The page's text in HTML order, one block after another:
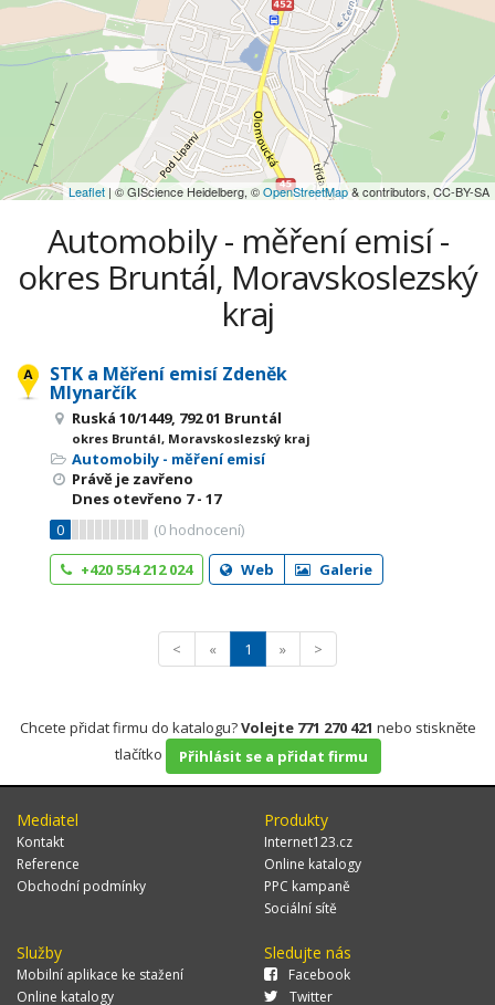
Leaflet | © GIScience Heidelberg, ©OpenStreetMap& contributors, CC-BY-SA
Automobily - měření emisí -
okres Bruntál, Moravskoslezský
kraj
STK a Měření emisí Zdeněk
Mlynarčík
Ruská 10/1449, 792 01 Bruntál
okres Bruntál, Moravskoslezský kraj
Automobily - měření emisí
Právě je zavřeno
Dnes otevřeno 7 - 17
0
(0 hodnocení)
+420 554 212 024
Web Galerie
< « 1 » >
Chcete přidat firmu do katalogu?Volejte 771 270 421 nebo stiskněte
tlačítko
Přihlásit se a přidat firmu
Mediatel
Kontakt
Reference
Obchodní podmínky
Produkty
Internet123.cz
Online katalogy
PPC kampaně
Sociální sítě
Služby
Mobilní aplikace ke stažení
Online katalogy
Sledujte nás
Facebook
Twitter